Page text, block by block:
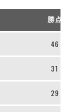
勝点
46
31
29